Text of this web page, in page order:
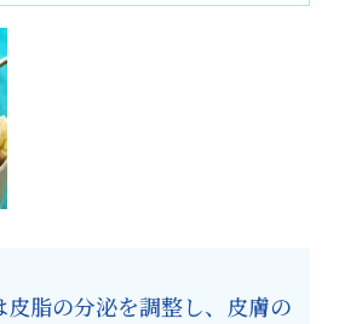
皮脂の分泌を調整し、皮膚の